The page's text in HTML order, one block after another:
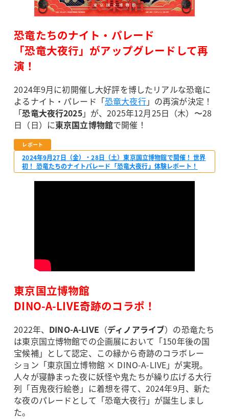
恐竜たちのナイト・パレード
「恐竜大夜行」がアップグレードして再
演！
2024年9月に初開催し大好評を博したリアルな恐竜に
よるナイト・パレード「恐竜大夜行」の再演が決定！
「恐竜大夜行2025」が、2025年12月25日（木）〜28
日（日）に東京国立博物館で開催！
レポート
2024年9月27日（金）・28日（土）東京国立博物館で開催！ 世界
初！ 恐竜たちのナイトパレード「恐竜大夜行」体験レポート！
東京国立博物館
DINO-A-LIVE奇跡のコラポ！
2022年、 DINO-A-LIVE （ディノアライブ）の恐竜たち
は東京国立博物館での企画展において「150年後の国
宝候補」として認定、この縁から奇跡のコラボレー
ション「東京国立博物館 × DINO-A-LIVE」が実現。
人々が寝静まった夜に妖怪や鬼たちが繰り広げる大行
列「百鬼夜行絵巻」に着想を得て、2024年9月、新た
な夜のパレードとして「恐竜大夜行」が誕生しまし
た。